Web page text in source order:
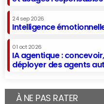
24 sep 2026
Intelligence
01 oct 2026
IA agentique :
déployer des agents
À NE PAS RATER